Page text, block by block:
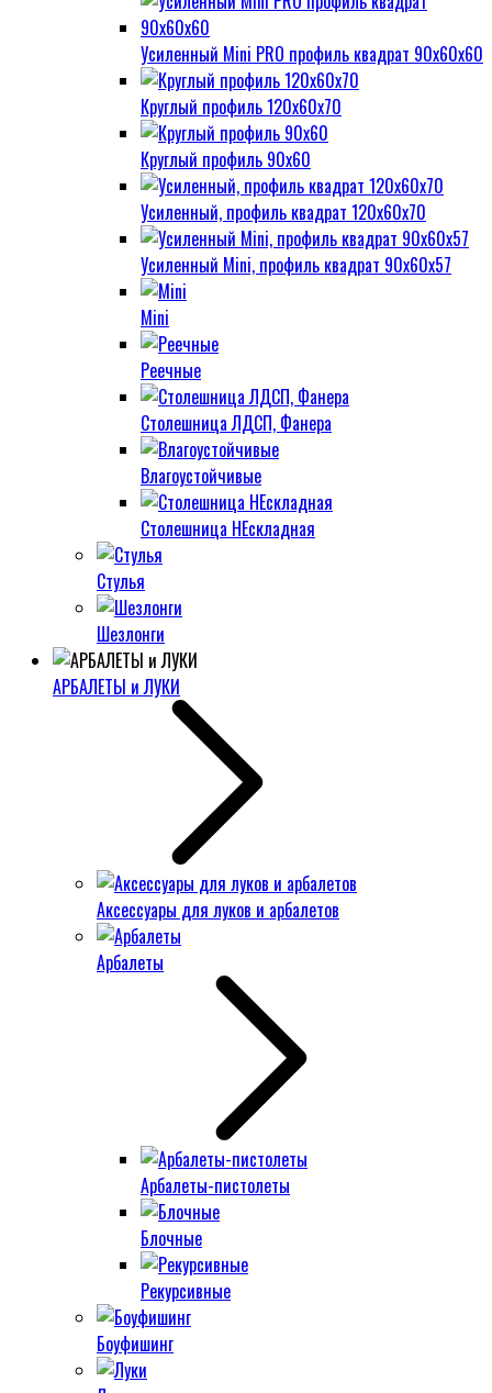
Усиленный Mini PRO профиль квадрат 90х60х60
Круглый профиль 120х60х70
Круглый профиль 90х60
Усиленный, профиль квадрат 120х60х70
Усиленный Mini, профиль квадрат 90х60х57
Mini
Реечные
Столешница ЛДСП, Фанера
Влагоустойчивые
Столешница НЕскладная
Стулья
Шезлонги
АРБАЛЕТЫ и ЛУКИ
Аксессуары для луков и арбалетов
Арбалеты
Арбалеты-пистолеты
Блочные
Рекурсивные
Боуфишинг